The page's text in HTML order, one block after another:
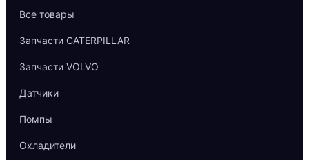
Все товары
Запчасти CATERPILLAR
Запчасти VOLVO
Датчики
Помпы
Охладители